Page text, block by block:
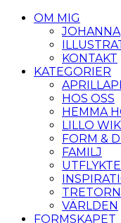
OM MIG
JOHANNA
KONTAKT
KATEGORIER
HOS OSS
HEMMA
LILLO
FORM &
FAMILJ
TRETORN
VÄRLDEN
FORMSKAPET